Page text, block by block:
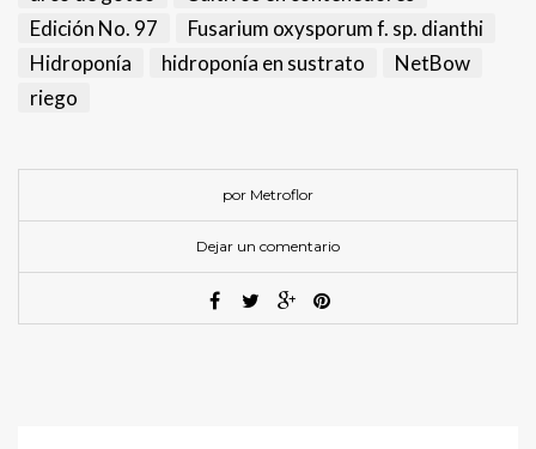
Edición No. 97
Fusarium oxysporum f. sp. dianthi
Hidroponía
hidroponía en sustrato
NetBow
riego
por Metroflor
Dejar un comentario